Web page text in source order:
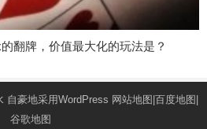
翻牌，价值最大化的玩法是？
自豪地采用WordPress 网站地图|百度地图|
谷歌地图